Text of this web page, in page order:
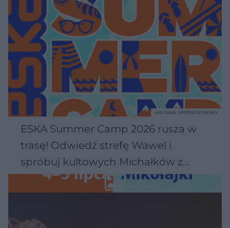
ESKA Summer Camp 2026 rusza w
trasę! Odwiedź strefę Wawel i
spróbuj kultowych Michałków z
Wawelu
MATERIAŁ SPONSOROWANY